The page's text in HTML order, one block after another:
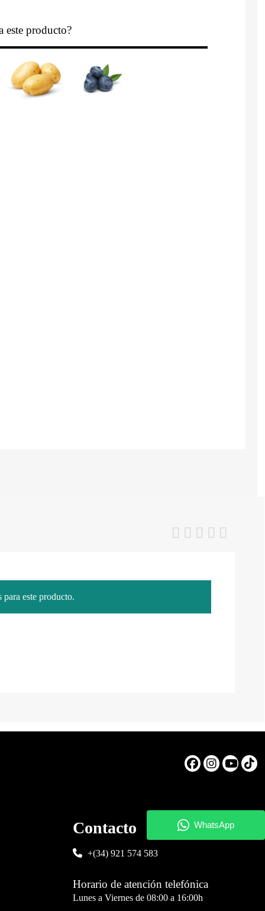
este producto?
este producto.
Contacto
+(34) 921 574 583
Horario de atención telefónica
Lunes a Viernes de 08:00 a 16:00h